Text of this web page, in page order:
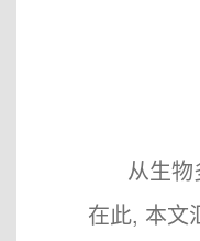
从生
在此, 本文